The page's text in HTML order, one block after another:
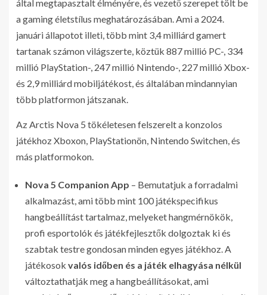
által megtapasztalt élményére, és vezető szerepet tölt be
a gaming életstílus meghatározásában. Ami a 2024.
januári állapotot illeti, több mint 3,4 milliárd gamert
tartanak számon világszerte, köztük 887 millió PC-, 334
millió PlayStation-, 247 millió Nintendo-, 227 millió Xbox-
és 2,9 milliárd mobiljátékost, és általában mindannyian
több platformon játszanak.
Az Arctis Nova 5 tökéletesen felszerelt a konzolos
játékhoz Xboxon, PlayStationön, Nintendo Switchen, és
más platformokon.
Nova 5 Companion App – Bemutatjuk a forradalmi
alkalmazást, ami több mint 100 játékspecifikus
hangbeállítást tartalmaz, melyeket hangmérnökök,
profi esportolók és játékfejlesztők dolgoztak ki és
szabtak testre gondosan minden egyes játékhoz. A
játékosok valós időben és a játék elhagyása nélkül
változtathatják meg a hangbeállításokat, ami